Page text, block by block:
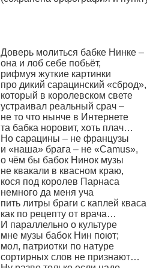
Доверь молиться бабке Нинке –
она и лоб себе побьёт,
рифмуя жуткие картинки
про дикий сарацинский «сброд»,
который в королевском свете
устраивал реальный срач –
не то что нынче в Интернете
та бабка норовит, хоть плач…
Но сарацины – не французы
и «наша» брага – не «Camus»,
о чём бы бабок Нинок музы
не квакали в квасном краю,
кося под королев Парнаса
немного да меня уча
пить литры браги с каплей
как по рецепту от врача…
И параллельно о культуре
мне музы бабок Нин поют;
мол, патриотки по натуре
сортирных слов не признают…